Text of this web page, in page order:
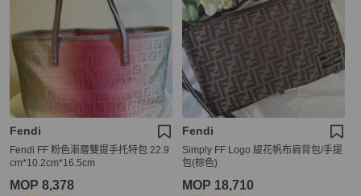
Fendi
Fendi FF 粉色漸層雙提手托特包 22.9
cm*10.2cm*16.5cm
MOP 8,378
Fendi
Simply FF Logo 緹花帆布肩背包/手提
包(棕色)
MOP 18,710